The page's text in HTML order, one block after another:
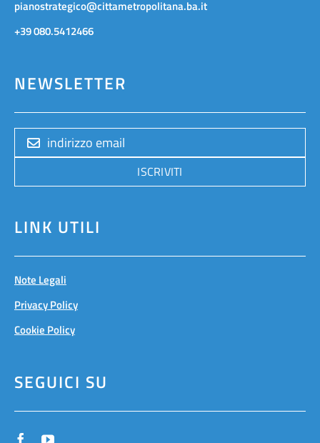
pianostrategico@cittametropolitana.ba.it
+39 080.5412466
NEWSLETTER
ISCRIVITI
LINK UTILI
Note Legali
Privacy Policy
Cookie Policy
SEGUICI SU